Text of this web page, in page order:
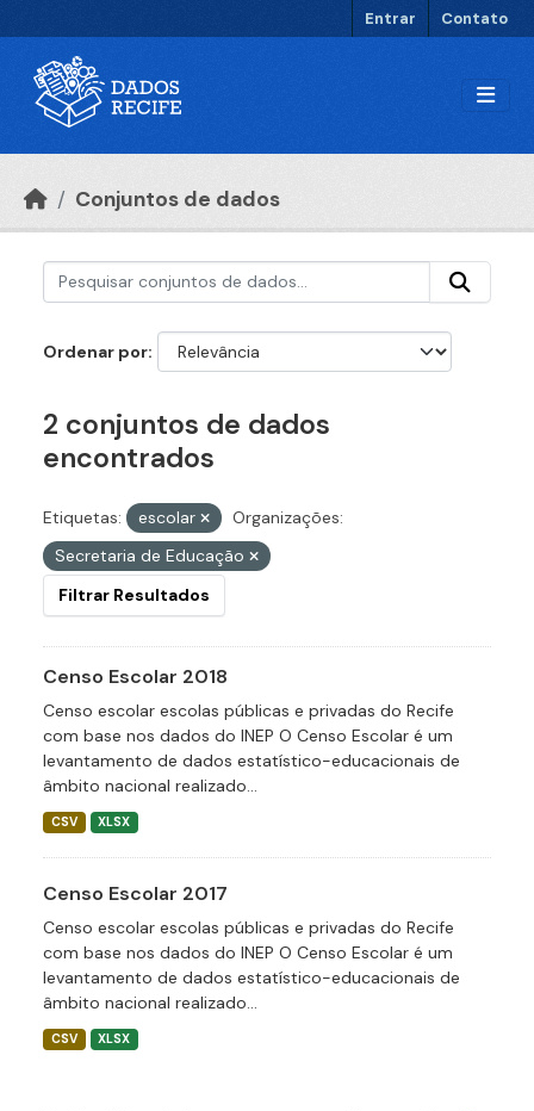
Entrar Contato
Conjuntos de dados
Ordenar por
2 conjuntos de dados
encontrados
Etiquetas: escolar
Organizações:
Secretaria de Educação
Filtrar Resultados
Censo Escolar 2018
Censo escolar escolas públicas e privadas do Recife
com base nos dados do INEP O Censo Escolar é um
levantamento de dados estatístico-educacionais de
âmbito nacional realizado...
CSV XLSX
Censo Escolar 2017
Censo escolar escolas públicas e privadas do Recife
com base nos dados do INEP O Censo Escolar é um
levantamento de dados estatístico-educacionais de
âmbito nacional realizado...
CSV XLSX